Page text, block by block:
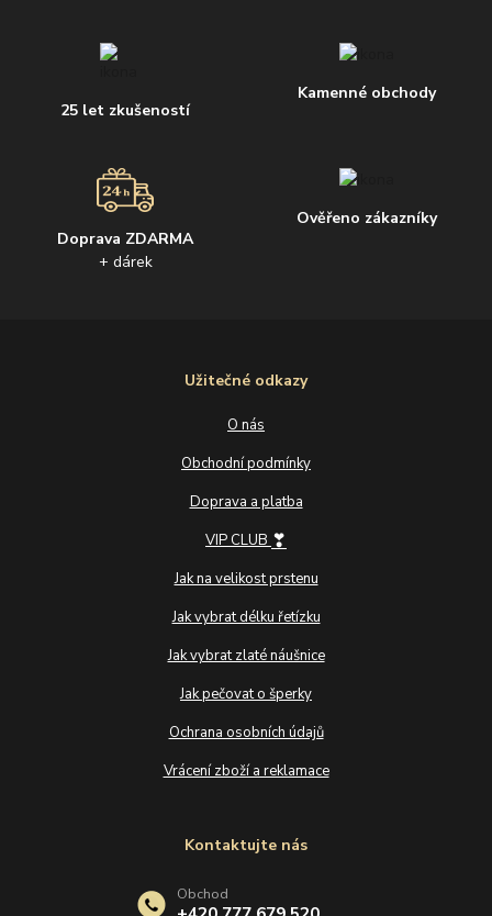
25 let zkušeností
Kamenné obchody
Doprava ZDARMA
+ dárek
Ověřeno zákazníky
Užitečné odkazy
O nás
Obchodní podmínky
Doprava a platba
VIP CLUB ❣
Jak na velikost prstenu
Jak vybrat délku řetízku
Jak vybrat zlaté náušnice
Jak pečovat o šperky
Ochrana osobních údajů
Vrácení zboží a reklamace
Kontaktujte nás
Obchod